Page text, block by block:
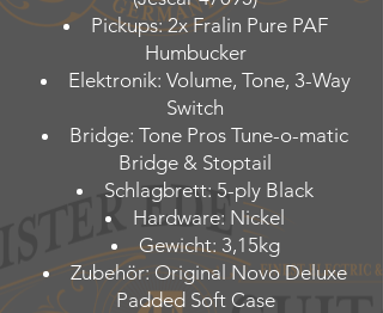
Pickups: 2x Fralin Pure PAF
Humbucker
Elektronik: Volume, Tone, 3-Way
Switch
Bridge: Tone Pros Tune-o-matic
Bridge & Stoptail
Schlagbrett: 5-ply Black
Hardware: Nickel
Gewicht: 3,15kg
Zubehör: Original Novo Deluxe
Padded Soft Case